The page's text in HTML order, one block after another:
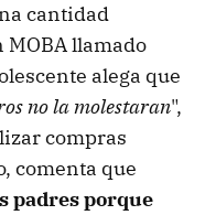
cantidad
llamado
alega que
no la molestaran",
compras
comenta que
padres porque